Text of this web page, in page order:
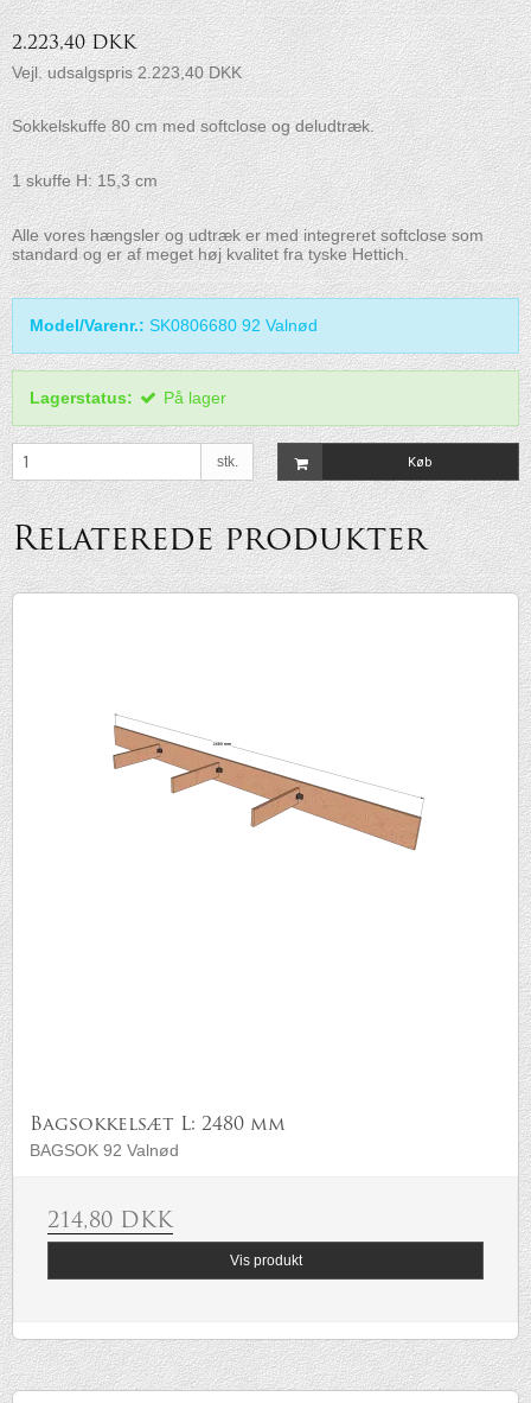
2.223,40 DKK
Vejl. udsalgspris 2.223,40 DKK
Sokkelskuffe 80 cm med softclose og deludtræk.
1 skuffe H: 15,3 cm
Alle vores hængsler og udtræk er med integreret softclose som
standard og er af meget høj kvalitet fra tyske Hettich.
Model/Varenr.: SK0806680 92 Valnød
Lagerstatus: På lager
stk. Køb
Relaterede produkter
Bagsokkelsæt L: 2480 mm
BAGSOK 92 Valnød
214,80 DKK
Vis produkt